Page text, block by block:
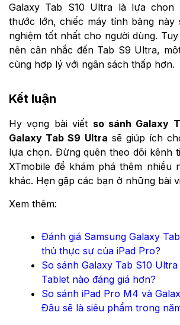
Galaxy Tab S10 Ultra là lựa
thước lớn, chiếc máy tính bảng này
nghiệm tốt nhất cho người dùng.
nên cân nhắc đến Tab S9 Ultra,
cùng hợp lý với ngân sách thấp hơn.
Kết luận
Hy vọng bài viết so sánh Galaxy
Galaxy Tab S9 Ultra sẽ giúp ích
lựa chọn. Đừng quên theo dõi kênh
XTmobile để khám phá thêm nhiều
khác. Hẹn gặp các bạn ở những bài
Xem thêm:
Đánh giá Samsung Galaxy
thủ thực sự của iPad Pro?
So sánh Galaxy Tab S10
Tablet nào đáng giá hơn?
So sánh iPad Pro M4 và
Đâu sẽ là siêu phẩm trong